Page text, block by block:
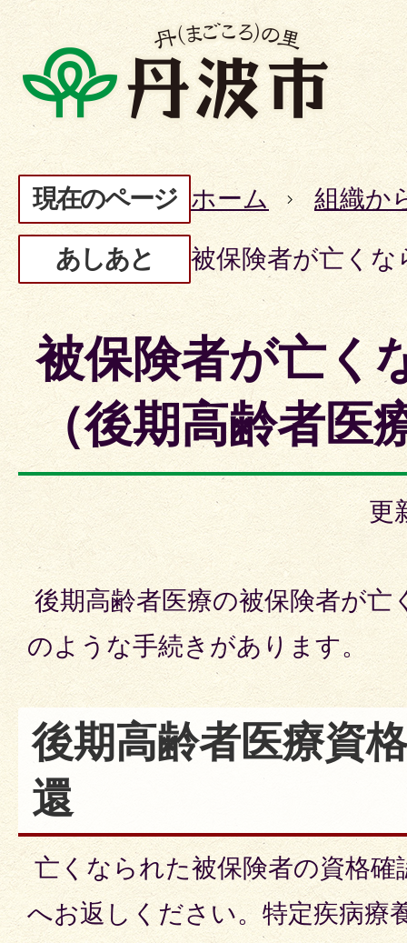
現在のページ ホーム 組織か
あしあと 被保険者が亡くな
被保険者が亡く
（後期高齢者医
更
後期高齢者医療の被保険者が亡
のような手続きがあります。
後期高齢者医療資
還
亡くなられた被保険者の資格確
へお返しください。特定疾病療